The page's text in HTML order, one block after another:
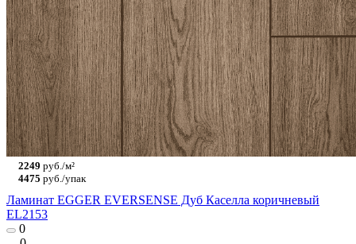
2249 руб./м²
4475 руб./упак
Ламинат EGGER EVERSENSE Дуб Каселла коричневый
EL2153
0